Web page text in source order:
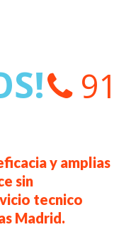
91
y amplias
sin
tecnico
Madrid.